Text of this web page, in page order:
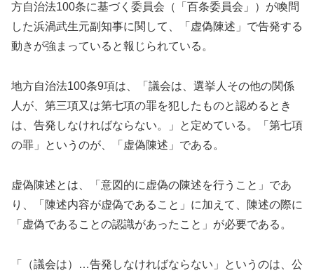
方自治法100条に基づく委員会（「百条委員会」）が喚問
した浜渦武生元副知事に関して、「虚偽陳述」で告発する
動きが強まっていると報じられている。
地方自治法100条9項は、「議会は、選挙人その他の関係
人が、第三項又は第七項の罪を犯したものと認めるとき
は、告発しなければならない。」と定めている。「第七項
の罪」というのが、「虚偽陳述」である。
虚偽陳述とは、「意図的に虚偽の陳述を行うこと」であ
り、「陳述内容が虚偽であること」に加えて、陳述の際に
「虚偽であることの認識があったこと」が必要である。
「（議会は）…告発しなければならない」というのは、公